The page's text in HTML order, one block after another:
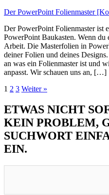
Der PowerPoint Folienmaster
Der PowerPoint Folienmaster ist
PowerPoint Baukasten. Wenn du
Arbeit. Die Masterfolien in
deiner Folien und deines
an was ein Folienmaster ist und
anpasst. Wir schauen uns an, […]
1 2 3 Weiter »
ETWAS NICHT
KEIN PROBLEM,
SUCHWORT
EIN.